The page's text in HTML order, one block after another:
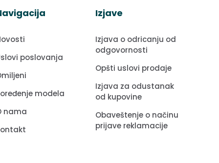
poslovanja
modela
nama
Izjave
Izjava o odricanju od
odgovornosti
Opšti uslovi prodaje
Izjava za odustanak
od kupovine
Obaveštenje o načinu
prijave reklamacije